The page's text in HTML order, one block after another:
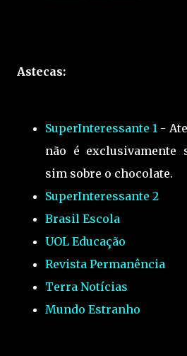
Astecas:
SuperInteressante 1 -
não é exclusivamente
sim sobre o chocolate.
SuperInteressante 2
Brasil Escola
UOL Educação
Revista Permanência
Terra Notícias
Mundo Estranho